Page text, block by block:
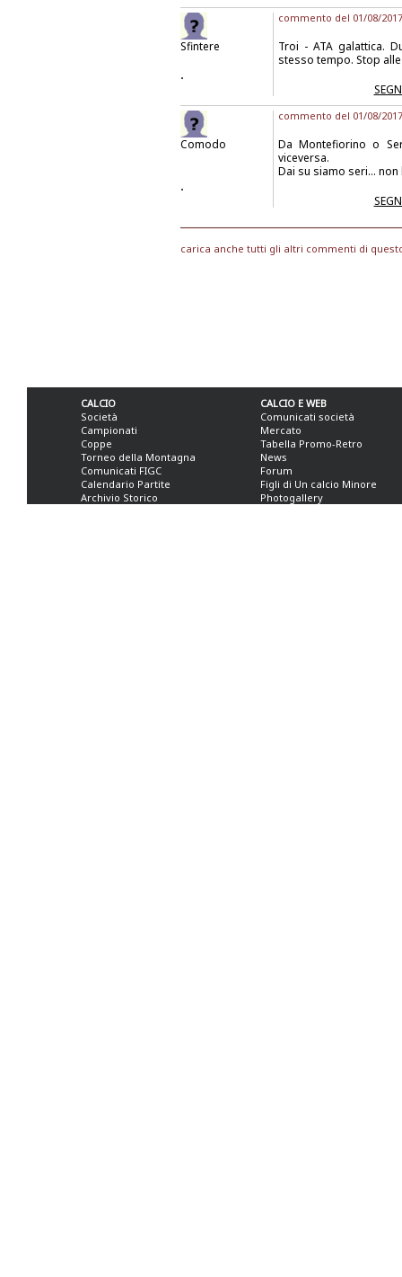
Sfintere
commento del 01/08/
Troi - ATA galattica.
stesso tempo. Stop
.
Comodo
commento del 01/08/
Da Montefiorino o
viceversa.
Dai su siamo seri... non
.
carica anche tutti gli altri commenti di
CALCIO
Società
Campionati
Coppe
Torneo della Montagna
Comunicati FIGC
Calendario Partite
Archivio Storico
CALCIO E WEB
Comunicati società
Mercato
Tabella Promo-Retro
News
Forum
Figli di Un calcio Minore
Photogallery